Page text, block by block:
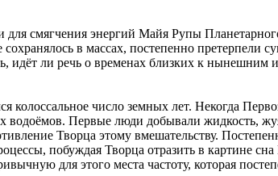
смягчения энергий Майя Рупы
сохранялось в массах, постепенно
идёт ли речь о временах близких к нынешним
колоссальное число земных лет. Некогда
водоёмов. Первые люди добывали жидкость,
Творца этому вмешательству.
побуждая Творца отразить в картине
для этого места частоту, которая